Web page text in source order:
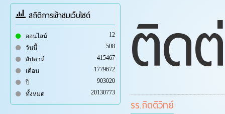
สถิติการเข้าชมเว็บไซต์
ออนไลน์
12
วันนี้
508
สัปดาห์
415467
เดือน
1779672
ปี
903020
ทั้งหมด
20130773 ติด
รร.กิตติวิทย์